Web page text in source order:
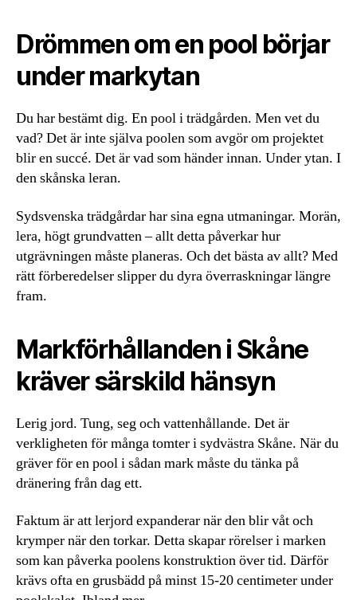
Drömmen om en pool börjar
under markytan
Du har bestämt dig. En pool i trädgården. Men vet du
vad? Det är inte själva poolen som avgör om projektet
blir en succé. Det är vad som händer innan. Under ytan. I
den skånska leran.
Sydsvenska trädgårdar har sina egna utmaningar. Morän,
lera, högt grundvatten – allt detta påverkar hur
utgrävningen måste planeras. Och det bästa av allt? Med
rätt förberedelser slipper du dyra överraskningar längre
fram.
Markförhållanden i Skåne
kräver särskild hänsyn
Lerig jord. Tung, seg och vattenhållande. Det är
verkligheten för många tomter i sydvästra Skåne. När du
gräver för en pool i sådan mark måste du tänka på
dränering från dag ett.
Faktum är att lerjord expanderar när den blir våt och
krymper när den torkar. Detta skapar rörelser i marken
som kan påverka poolens konstruktion över tid. Därför
krävs ofta en grusbädd på minst 15-20 centimeter under